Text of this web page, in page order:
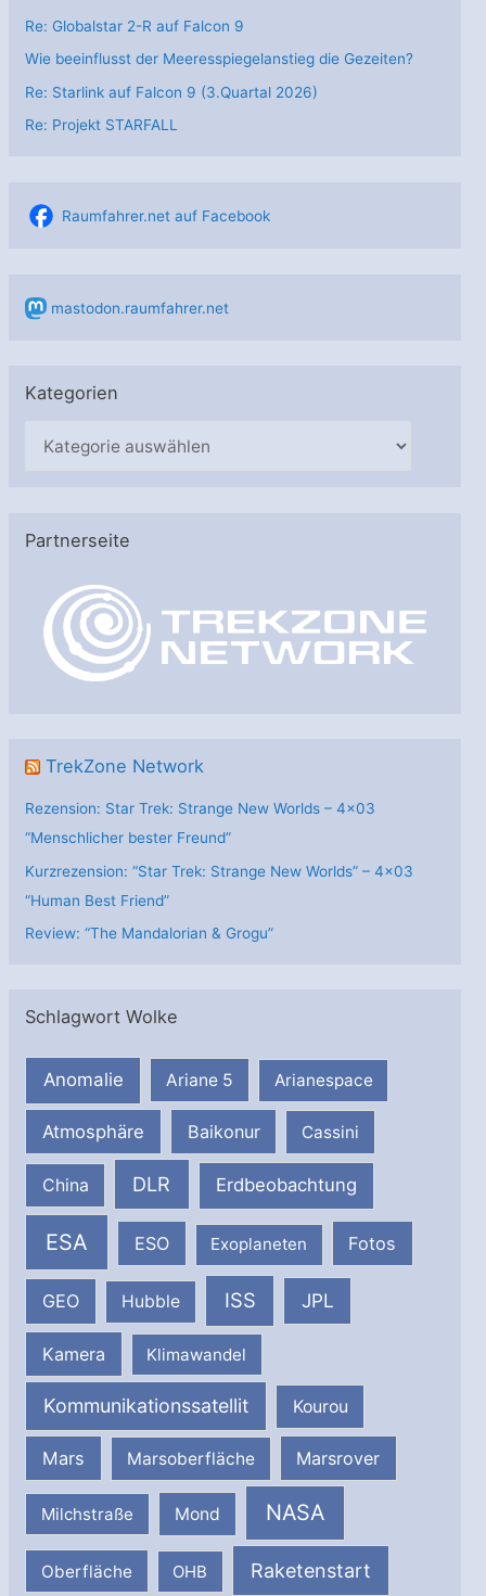
Re: Globalstar 2-R auf Falcon 9
Wie beeinflusst der Meeresspiegelanstieg die Gezeiten?
Re: Starlink auf Falcon 9 (3.Quartal 2026)
Re: Projekt STARFALL
Raumfahrer.net auf Facebook
mastodon.raumfahrer.net
Kategorien
g
Partnerseite
TrekZone Network
Rezension: Star Trek: Strange New Worlds – 4×03
“Menschlicher bester Freund”
Kurzrezension: “Star Trek: Strange New Worlds” – 4×03
“Human Best Friend”
Review: “The Mandalorian & Grogu”
Schlagwort Wolke
Anomalie Ariane 5 Arianespace
Atmosphäre Baikonur Cassini
China DLR Erdbeobachtung
ESA ESO Exoplaneten Fotos
GEO Hubble ISS JPL
Kamera Klimawandel
Kommunikationssatellit Kourou
Mars Marsoberfläche Marsrover
Milchstraße Mond NASA
Oberfläche OHB Raketenstart